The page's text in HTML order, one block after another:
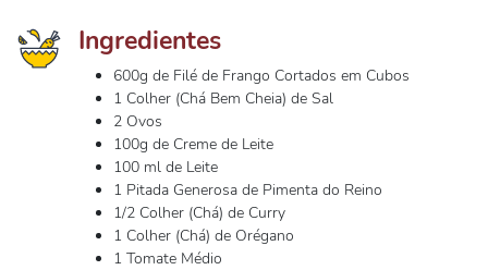
Ingredientes
600g de Filé de Frango Cortados em Cubos
1 Colher (Chá Bem Cheia) de Sal
2 Ovos
100g de Creme de Leite
100 ml de Leite
1 Pitada Generosa de Pimenta do Reino
1/2 Colher (Chá) de Curry
1 Colher (Chá) de Orégano
1 Tomate Médio